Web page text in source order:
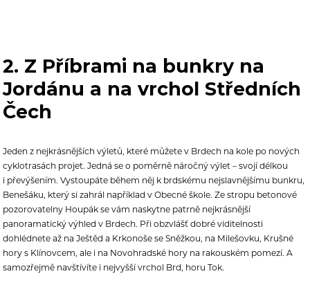
2. Z Příbrami na bunkry na
Jordánu a na vrchol Středních
Čech
Jeden z nejkrásnějších výletů, které můžete v Brdech na kole po nových
cyklotrasách projet. Jedná se o poměrně náročný výlet – svojí délkou
i převýšením. Vystoupáte během něj k brdskému nejslavnějšímu bunkru,
Benešáku, který si zahrál například v Obecné škole. Ze stropu betonové
pozorovatelny Houpák se vám naskytne patrně nejkrásnější
panoramatický výhled v Brdech. Při obzvlášť dobré viditelnosti
dohlédnete až na Ještěd a Krkonoše se Sněžkou, na Milešovku, Krušné
hory s Klínovcem, ale i na Novohradské hory na rakouském pomezí. A
samozřejmě navštívíte i nejvyšší vrchol Brd, horu Tok.